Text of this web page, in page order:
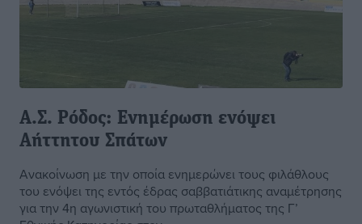
Α.Σ. Ρόδος: Ενημέρωση ενόψει
Αήττητου Σπάτων
Ανακοίνωση με την οποία ενημερώνει τους φιλάθλους
του ενόψει της εντός έδρας σαββατιάτικης αναμέτρησης
για την 4η αγωνιστική του πρωταθλήματος της Γ’